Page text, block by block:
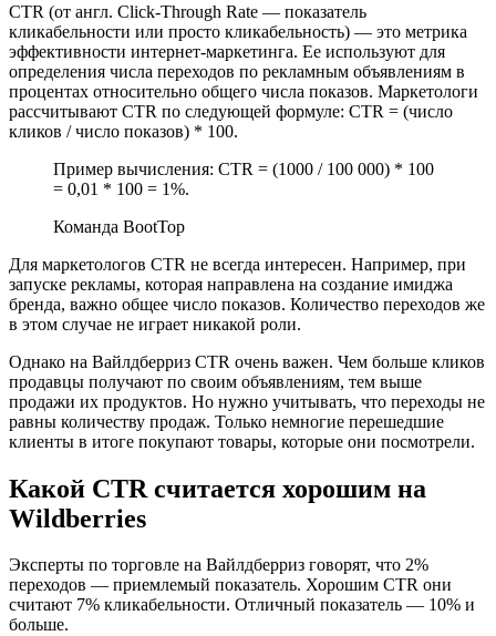
CTR (от англ. Click-Through Rate — показатель
кликабельности или просто кликабельность) — это метрика
эффективности интернет-маркетинга. Ее используют для
определения числа переходов по рекламным объявлениям в
процентах относительно общего числа показов. Маркетологи
рассчитывают CTR по следующей формуле: CTR = (число
кликов / число показов) * 100.
Пример вычисления: CTR = (1000 / 100 000) * 100
= 0,01 * 100 = 1%.
Команда BootTop
Для маркетологов CTR не всегда интересен. Например, при
запуске рекламы, которая направлена на создание имиджа
бренда, важно общее число показов. Количество переходов же
в этом случае не играет никакой роли.
Однако на Вайлдберриз CTR очень важен. Чем больше кликов
продавцы получают по своим объявлениям, тем выше
продажи их продуктов. Но нужно учитывать, что переходы не
равны количеству продаж. Только немногие перешедшие
клиенты в итоге покупают товары, которые они посмотрели.
Какой CTR считается хорошим на
Wildberries
Эксперты по торговле на Вайлдберриз говорят, что 2%
переходов — приемлемый показатель. Хорошим CTR они
считают 7% кликабельности. Отличный показатель — 10% и
больше.